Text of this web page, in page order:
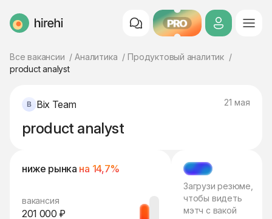
HireHi PRO
Все вакансии Аналитика
Продуктовый аналитик
product analyst
Bix Team 21 мая
product analyst
ниже рынка на 14,7%
вакансия
201 000 ₽
МЭТЧ
Загрузи резюме,
чтобы видеть
мэтч с вакой